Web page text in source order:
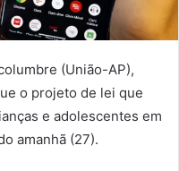
(União-AP),
o projeto de lei que
e adolescentes em
amanhã (27).